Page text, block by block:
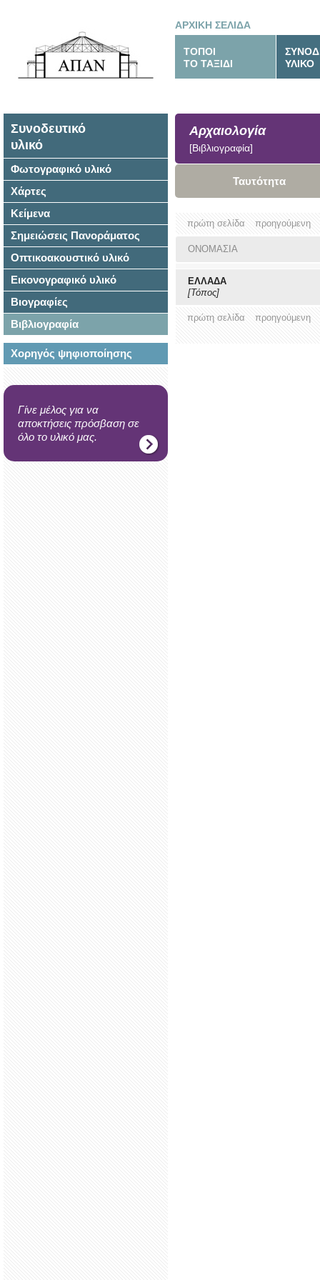
ΑΡΧΙΚΗ ΣΕΛΙΔΑ
ΤΟΠΟΙ
ΤΟ ΤΑΞΙΔΙ
ΥΛΙΚΟ
Συνοδευτικό
υλικό
Φωτογραφικό υλικό
Χάρτες
Κείμενα
Σημειώσεις Πανοράματος
Οπτικοακουστικό υλικό
Εικονογραφικό υλικό
Βιογραφίες
Βιβλιογραφία
Χορηγός ψηφιοποίησης
Γίνε μέλος για να
αποκτήσεις πρόσβαση σε
όλο το υλικό μας.
Αρχαιολογία
[Βιβλιογραφία]
Ταυτότητα
πρώτη σελίδα προηγούμενη
ΟΝΟΜΑΣΙΑ
ΕΛΛΑΔΑ
[Τόπος]
πρώτη σελίδα προηγούμενη